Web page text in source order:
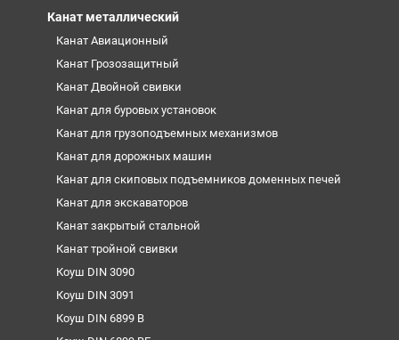
Канат металлический
Канат Авиационный
Канат Грозозащитный
Канат Двойной свивки
Канат для буровых установок
Канат для грузоподъемных механизмов
Канат для дорожных машин
Канат для скиповых подъемников доменных печей
Канат для экскаваторов
Канат закрытый стальной
Канат тройной свивки
Коуш DIN 3090
Коуш DIN 3091
Коуш DIN 6899 B